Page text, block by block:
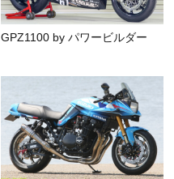
GPZ1100 by パワービルダー